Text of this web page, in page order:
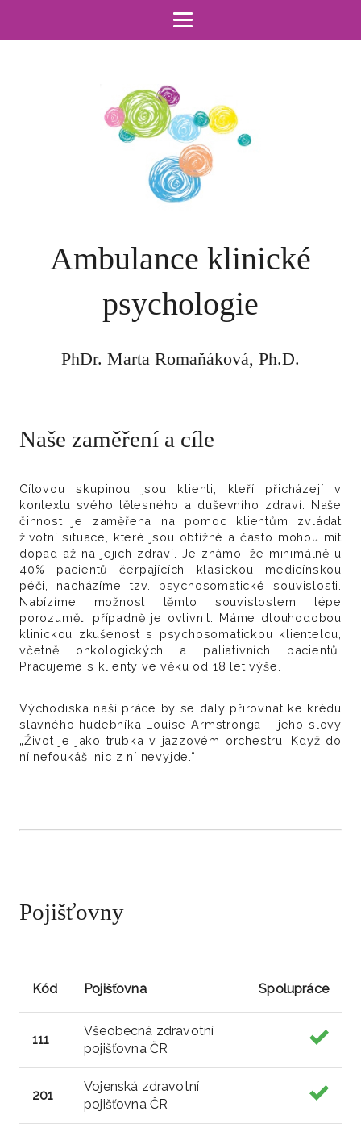
Ambulance klinické
psychologie
PhDr. Marta Romaňáková, Ph.D.
Naše zaměření a cíle
Cílovou skupinou jsou klienti, kteří přicházejí v
kontextu svého tělesného a duševního zdraví. Naše
činnost je zaměřena na pomoc klientům zvládat
životní situace, které jsou obtížné a často mohou mít
dopad až na jejich zdraví. Je známo, že minimálně u
40% pacientů čerpajících klasickou medicínskou
péči, nacházíme tzv. psychosomatické souvislosti.
Nabízíme možnost těmto souvislostem lépe
porozumět, případně je ovlivnit. Máme dlouhodobou
klinickou zkušenost s psychosomatickou klientelou,
včetně onkologických a paliativních pacientů.
Pracujeme s klienty ve věku od 18 let výše.
Východiska naší práce by se daly přirovnat ke krédu
slavného hudebníka Louise Armstronga – jeho slovy
„Život je jako trubka v jazzovém orchestru. Když do
ní nefoukáš, nic z ní nevyjde.“
Pojišťovny
Kód Pojišťovna Spolupráce
111
Všeobecná zdravotní
pojišťovna ČR
201
Vojenská zdravotní
pojišťovna ČR